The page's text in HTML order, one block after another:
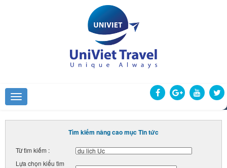
Tìm kiếm nâng cao mục Tin tức
Từ tìm kiếm :
Lựa chọn kiểu tìm